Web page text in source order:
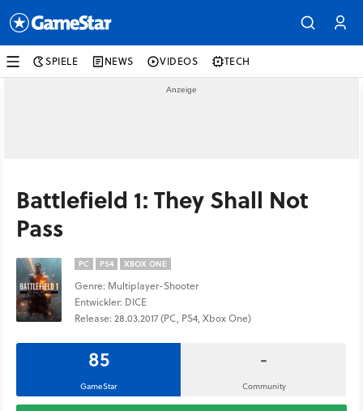
SPIELE NEWS VIDEOS TECH
Battlefield 1: They Shall Not
Pass
PC PS4 XBOX ONE
Genre: Multiplayer-Shooter
Entwickler: DICE
Release: 28.03.2017 (PC, PS4, Xbox One)
85
GameStar
-
Community